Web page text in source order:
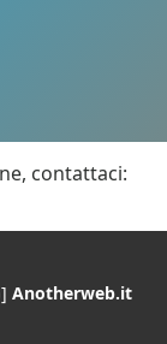
contattaci:
Anotherweb.it